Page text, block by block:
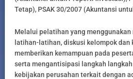
Tetap), PSAK 30/2007 (Akuntansi
Melalui pelatihan yang
latihan-latihan, diskusi kelompok dan
memberikan kemampuan pada
serta mengantisipasi langkah
kebijakan perusahan terkait dengan